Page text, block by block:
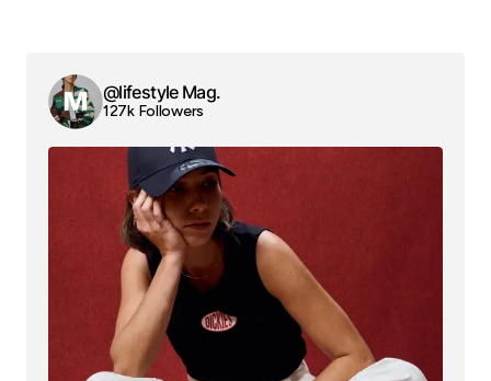
@lifestyle Mag.
127k Followers